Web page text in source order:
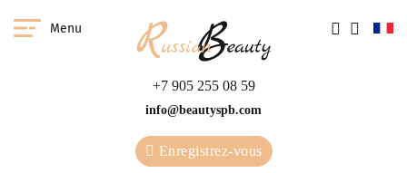
Menu
+7 905 255 08 59
info@beautyspb.com
Enregistrez-vous